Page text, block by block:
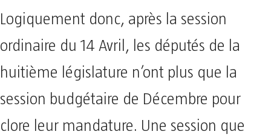
Logiquement donc, après la session
ordinaire du 14 Avril, les députés de la
huitième législature n’ont plus que la
session budgétaire de Décembre pour
clore leur mandature. Une session que